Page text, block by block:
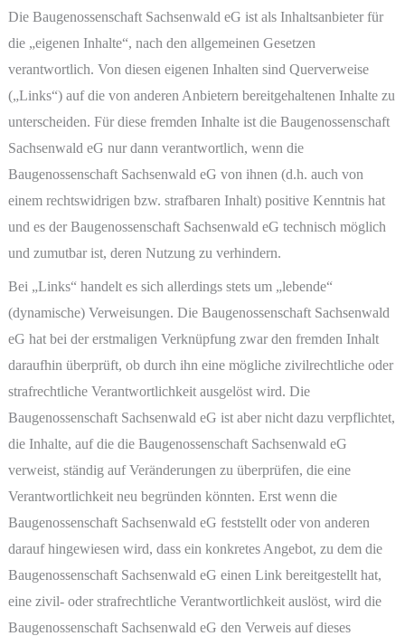
Die Baugenossenschaft Sachsenwald eG ist als Inhaltsanbieter für
die „eigenen Inhalte“, nach den allgemeinen Gesetzen
verantwortlich. Von diesen eigenen Inhalten sind Querverweise
(„Links“) auf die von anderen Anbietern bereitgehaltenen Inhalte zu
unterscheiden. Für diese fremden Inhalte ist die Baugenossenschaft
Sachsenwald eG nur dann verantwortlich, wenn die
Baugenossenschaft Sachsenwald eG von ihnen (d.h. auch von
einem rechtswidrigen bzw. strafbaren Inhalt) positive Kenntnis hat
und es der Baugenossenschaft Sachsenwald eG technisch möglich
und zumutbar ist, deren Nutzung zu verhindern.
Bei „Links“ handelt es sich allerdings stets um „lebende“
(dynamische) Verweisungen. Die Baugenossenschaft Sachsenwald
eG hat bei der erstmaligen Verknüpfung zwar den fremden Inhalt
daraufhin überprüft, ob durch ihn eine mögliche zivilrechtliche oder
strafrechtliche Verantwortlichkeit ausgelöst wird. Die
Baugenossenschaft Sachsenwald eG ist aber nicht dazu verpflichtet,
die Inhalte, auf die die Baugenossenschaft Sachsenwald eG
verweist, ständig auf Veränderungen zu überprüfen, die eine
Verantwortlichkeit neu begründen könnten. Erst wenn die
Baugenossenschaft Sachsenwald eG feststellt oder von anderen
darauf hingewiesen wird, dass ein konkretes Angebot, zu dem die
Baugenossenschaft Sachsenwald eG einen Link bereitgestellt hat,
eine zivil- oder strafrechtliche Verantwortlichkeit auslöst, wird die
Baugenossenschaft Sachsenwald eG den Verweis auf dieses